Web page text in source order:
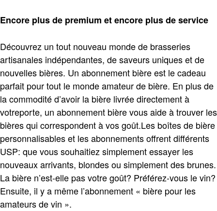
Encore plus de premium et encore plus de service
Découvrez un tout nouveau monde de brasseries
artisanales indépendantes, de saveurs uniques et de
nouvelles bières. Un abonnement bière est le cadeau
parfait pour tout le monde amateur de bière. En plus de
la commodité d’avoir la bière livrée directement à
votreporte, un abonnement bière vous aide à trouver les
bières qui correspondent à vos goût.Les boîtes de bière
personnalisables et les abonnements offrent différents
USP: que vous souhaitiez simplement essayer les
nouveaux arrivants, blondes ou simplement des brunes.
La bière n’est-elle pas votre goût? Préférez-vous le vin?
Ensuite, il y a même l’abonnement « bière pour les
amateurs de vin ».